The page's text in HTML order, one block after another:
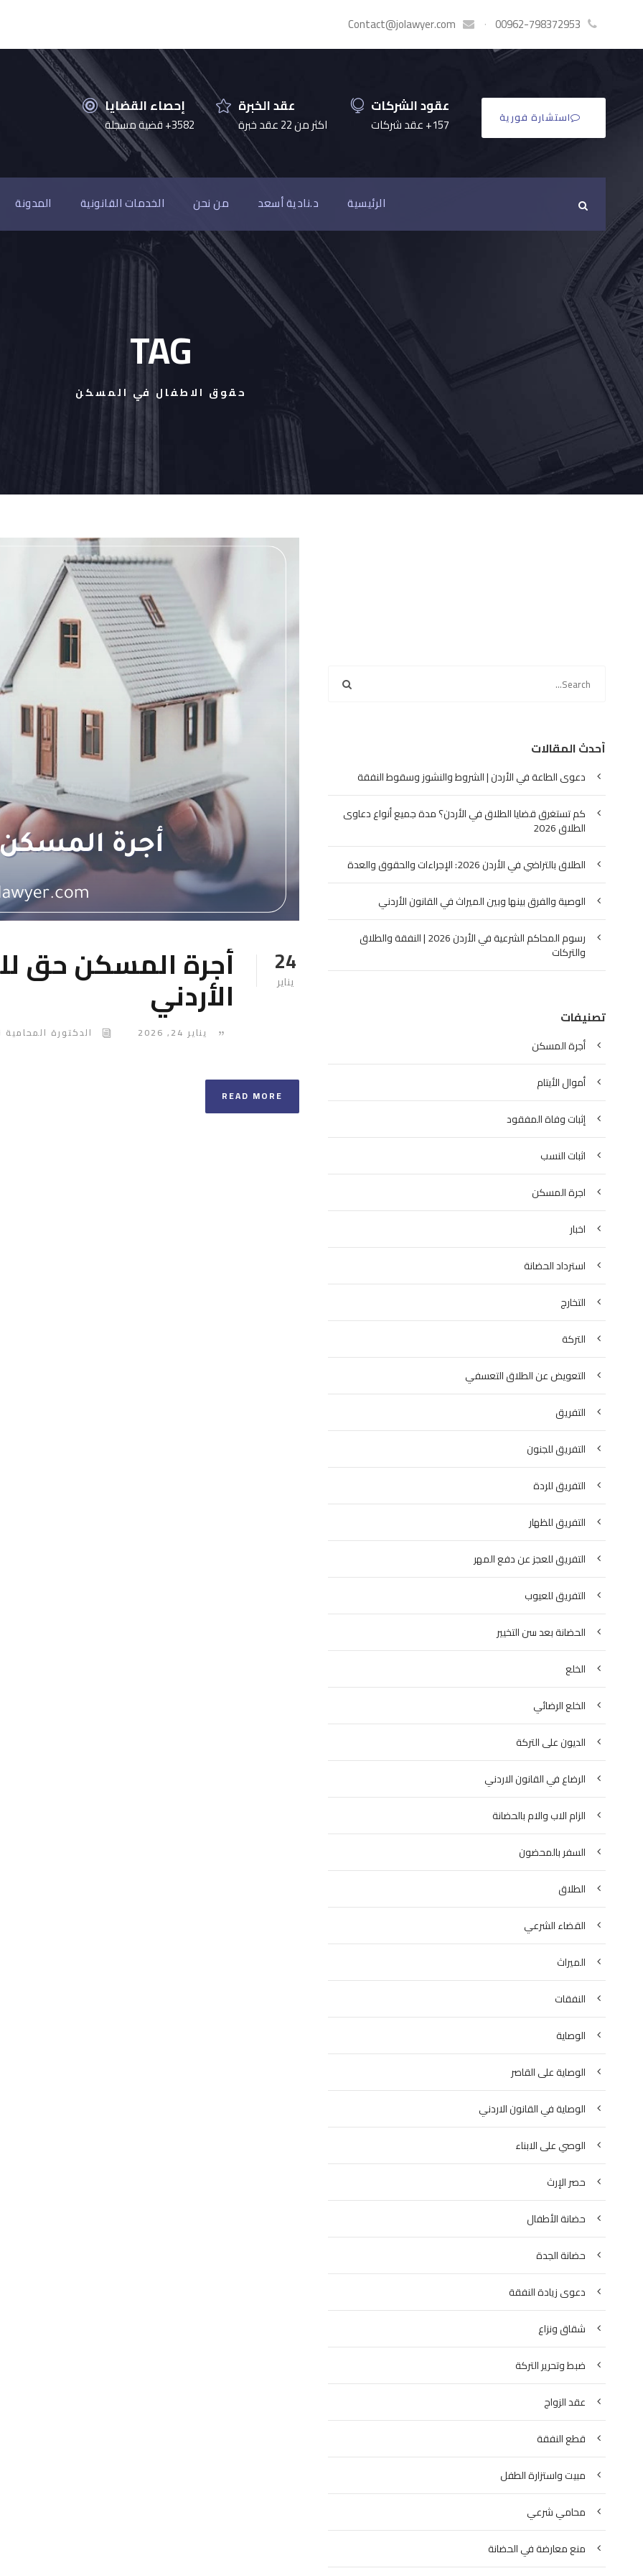
00962-798372953
·
Contact@jolawyer.com
إحصاء القضايا
3582+ قضية مسجلة
عقد الخبرة
اكثر من 22 عقد خبرة
عقود الشركات
157+ عقد شركات استشارة فورية
الرئيسية د.نادية أسعد من نحن الخدمات القانونية المدونة
TAG
حقوق الاطفال في المسكن
24
يناير أجرة المسكن حق
الأردني
يناير 24, 2026 الدكتورة
READ MORE
أحدث المقالات
دعوى الطاعة في الأردن | الشروط والنشوز وسقوط النفقة
كم تستغرق قضايا الطلاق في الأردن؟ مدة جميع أنواع دعاوى
الطلاق 2026
الطلاق بالتراضي في الأردن 2026: الإجراءات والحقوق والعدة
الوصية والفرق بينها وبين الميراث في القانون الأردني
رسوم المحاكم الشرعية في الأردن 2026 | النفقة والطلاق
والتركات
تصنيفات
أجرة المسكن
أموال الأيتام
إثبات وفاة المفقود
اثبات النسب
اجرة المسكن
اخبار
استرداد الحضانة
التخارج
التركة
التعويض عن الطلاق التعسفي
التفريق
التفريق للجنون
التفريق للردة
التفريق للظهار
التفريق للعجز عن دفع المهر
التفريق للعيوب
الحضانة بعد سن التخيير
الخلع
الخلع الرضائي
الديون على التركة
الرضاع في القانون الاردني
الزام الاب والام بالحضانة
السفر بالمحضون
الطلاق
القضاء الشرعي
الميراث
النفقات
الوصاية
الوصاية على القاصر
الوصاية في القانون الاردني
الوصي على الابناء
حصر الإرث
حضانة الأطفال
حضانة الجدة
دعوى زيادة النفقة
شقاق ونزاع
ضبط وتحرير التركة
عقد الزواج
قطع النفقة
مبيت واستزارة الطفل
محامي شرعي
منع معارضة في الحضانة